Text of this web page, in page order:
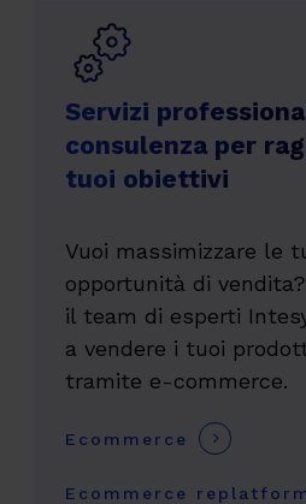
Servizi
consulenza per
tuoi obiettivi
Vuoi massimizzare le
opportunità di
il team di esperti
a vendere i tuoi
tramite e-commerce.
Ecommerce
Ecommerce